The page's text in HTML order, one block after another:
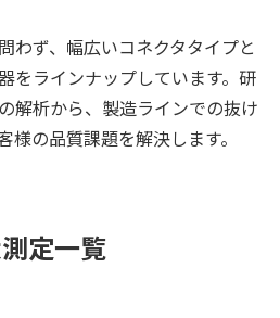
わず、幅広いコネクタタイプと
をラインナップしています。研
解析から、製造ラインでの抜け
の品質課題を解決します。
定一覧